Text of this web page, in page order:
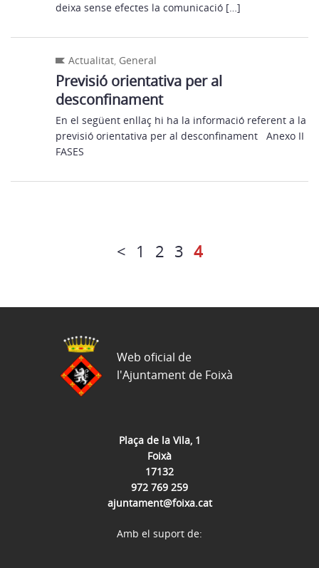
deixa sense efectes la comunicació […]
Actualitat, General
Previsió orientativa per al
desconfinament
En el següent enllaç hi ha la informació referent a la
previsió orientativa per al desconfinament Anexo II
FASES
< 1 2 3 4
Plaça de la Vila, 1
Foixà
17132
972 769 259
ajuntament@foixa.cat
Web oficial de
l'Ajuntament de Foixà
Amb el suport de: